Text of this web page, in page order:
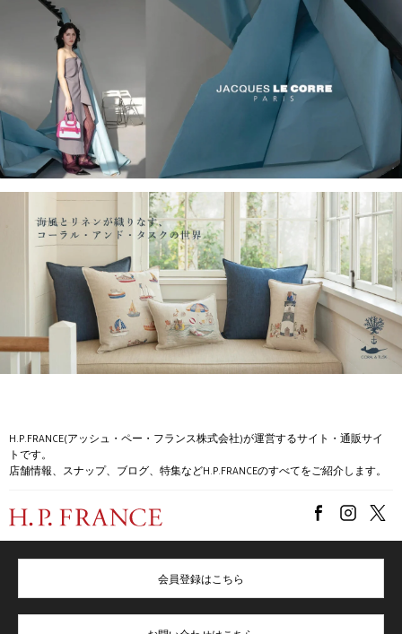
H.P.FRANCE(アッシュ・ペー・フランス株式会社)が運営するサイト・通販サイ
トです。
店舗情報、スナップ、ブログ、特集などH.P.FRANCEのすべてをご紹介します。
会員登録はこちら